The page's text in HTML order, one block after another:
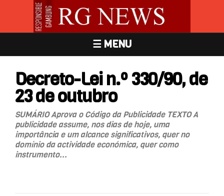
☰ MENU
Decreto-Lei n.º 330/90, de
23 de outubro
SUMÁRIO Aprova o Código da Publicidade TEXTO A
publicidade assume, nos dias de hoje, uma
importância e um alcance significativos, quer no
domínio da actividade económica, quer como
instrumento...